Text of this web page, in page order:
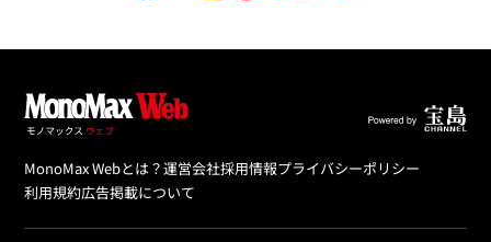
MonoMax Webとは？運営会社採用情報プライバシーポリシー
利用規約広告掲載について